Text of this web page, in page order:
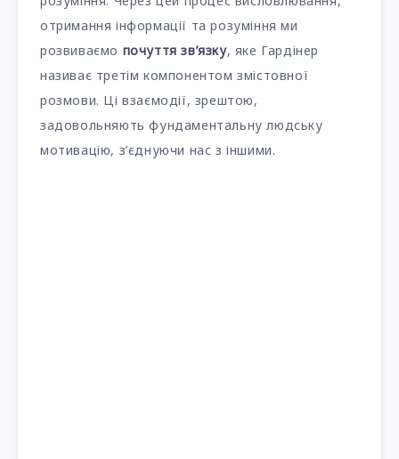
отримання інформації та розуміння ми
розвиваємо почуття зв’язку, яке Гардінер
називає третім компонентом змістовної
розмови. Ці взаємодії, зрештою,
задовольняють фундаментальну людську
мотивацію, з’єднуючи нас з іншими.